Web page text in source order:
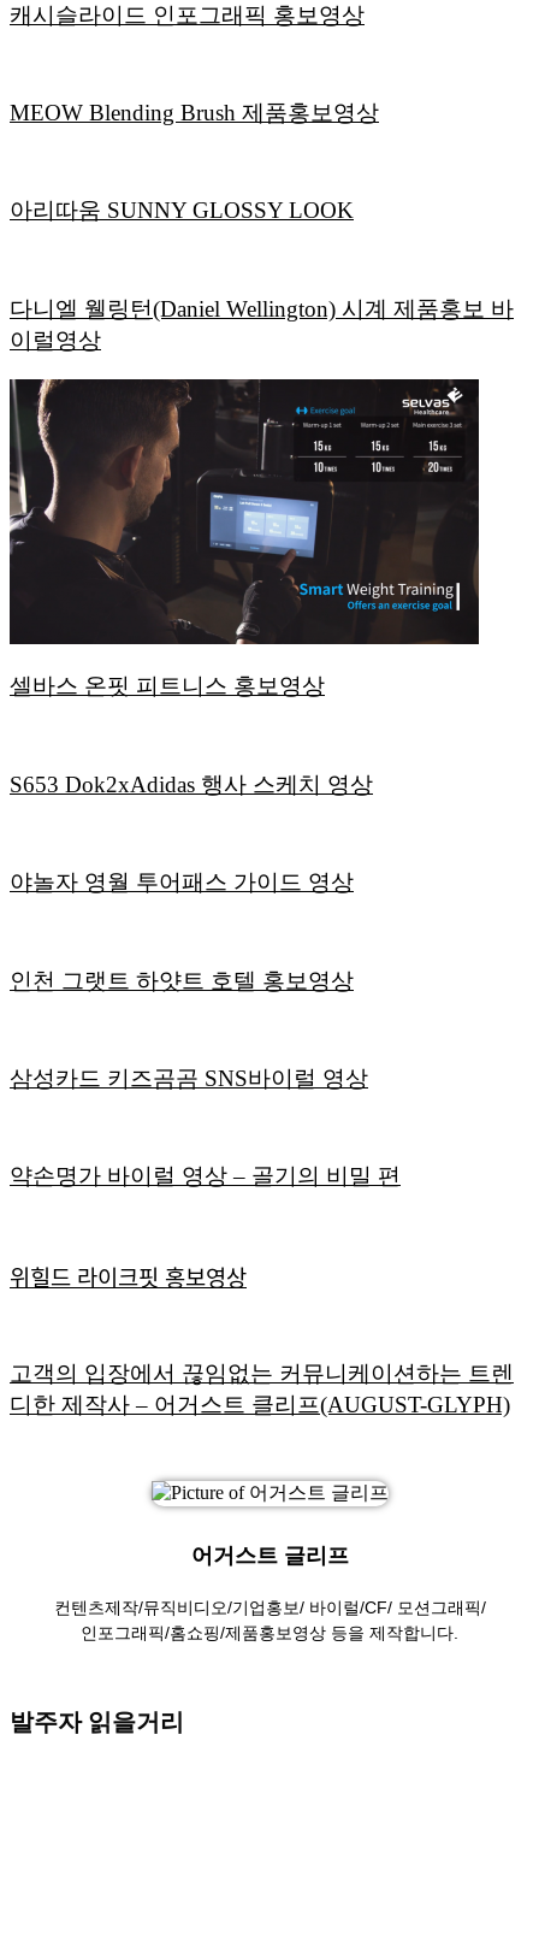
캐시슬라이드 인포그래픽 홍보영상
MEOW Blending Brush 제품홍보영상
아리따움 SUNNY GLOSSY LOOK
다니엘 웰링턴(Daniel Wellington) 시계 제품홍보 바
이럴영상
셀바스 온핏 피트니스 홍보영상
S653 Dok2xAdidas 행사 스케치 영상
야놀자 영월 투어패스 가이드 영상
인천 그랫트 하얏트 호텔 홍보영상
삼성카드 키즈곰곰 SNS바이럴 영상
약손명가 바이럴 영상 – 골기의 비밀 편
위힐드 라이크핏 홍보영상
고객의 입장에서 끊임없는 커뮤니케이션하는 트렌
디한 제작사 – 어거스트 클리프(AUGUST-GLYPH)
어거스트 글리프
컨텐츠제작/뮤직비디오/기업홍보/ 바이럴/CF/ 모션그래픽/
인포그래픽/홈쇼핑/제품홍보영상 등을 제작합니다.
발주자 읽을거리